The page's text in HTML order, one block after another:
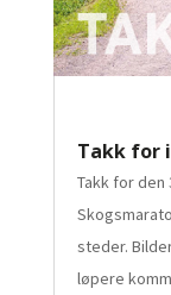
Takk for
Takk for den
steder.
løpere